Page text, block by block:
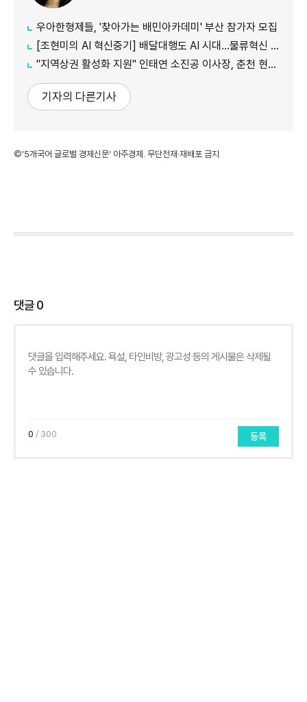
우아한형제들, '찾아가는 배민아카데미' 부산 참가자 모집
[조현미의 AI 혁신중기] 배달대행도 AI 시대…물류혁신 선도하는 부릉
"지역상권 활성화 지원" 인태연 소진공 이사장, 춘천 현장방문
기자의 다른기사
©'5개국어 글로벌 경제신문' 아주경제. 무단전재·재배포 금지
댓글0
0 / 300 등록